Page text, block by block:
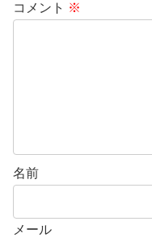
コメント ※
名前
メール